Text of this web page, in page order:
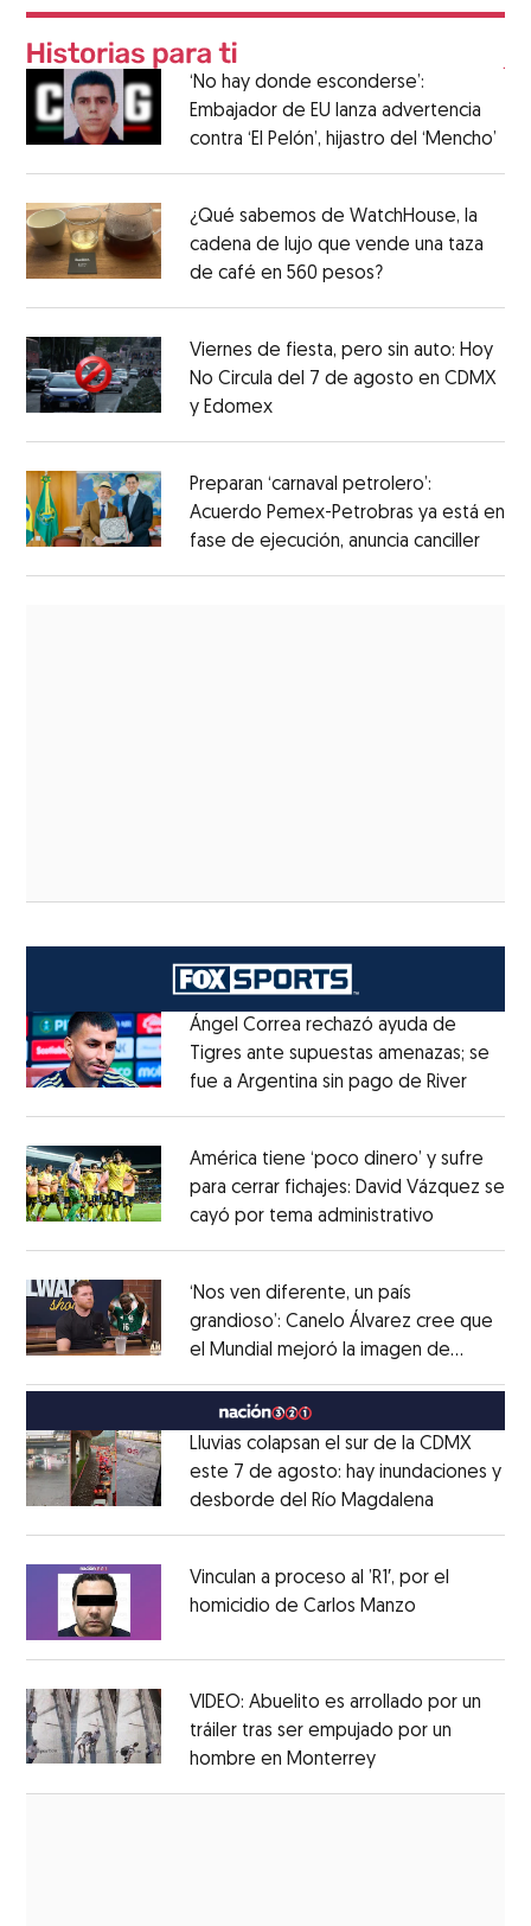
‘No hay donde esconderse’:
Embajador de EU lanza advertencia
contra ‘El Pelón’, hijastro del ‘Mencho’
¿Qué sabemos de WatchHouse, la
cadena de lujo que vende una taza
de café en 560 pesos?
Viernes de fiesta, pero sin auto: Hoy
No Circula del 7 de agosto en CDMX
y Edomex
Preparan ‘carnaval petrolero’:
Acuerdo Pemex-Petrobras ya está en
fase de ejecución, anuncia canciller
Ángel Correa rechazó ayuda de
Tigres ante supuestas amenazas; se
fue a Argentina sin pago de RiverOpens
América tiene ‘poco dinero’ y sufre
para cerrar fichajes: David Vázquez se
cayó por tema administrativo
‘Nos ven diferente, un país
grandioso’: Canelo Álvarez cree que
el Mundial mejoró la imagen de
MéxicoOpens in new window
Lluvias colapsan el sur de la CDMX
este 7 de agosto: hay inundaciones y
desborde del Río Magdalena
Vinculan a proceso al ’R1′, por el
homicidio de Carlos Manzo
VIDEO: Abuelito es arrollado por un
tráiler tras ser empujado por un
hombre en MonterreyOpens in new